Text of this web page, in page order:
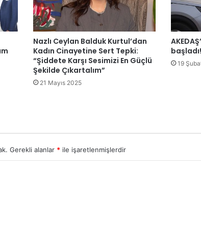
Nazlı Ceylan Balduk Kurtul’dan
Kadın Cinayetine Sert Tepki:
“Şiddete Karşı Sesimizi En Güçlü
Şekilde Çıkartalım”
21 Mayıs 2025
başladı!
19
Gerekli alanlar * ile işaretlenmişlerdir